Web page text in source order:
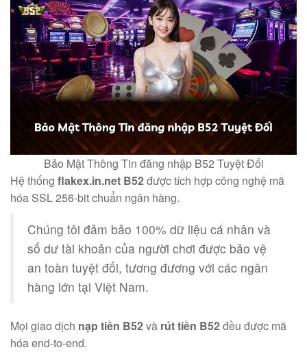
Bảo Mật Thông Tin đăng nhập B52 Tuyệt Đối
Hệ thống flakex.in.net B52được tích hợp công nghệ mã
hóa SSL 256-bit chuẩn ngân hàng.
Chúng tôi đảm bảo 100% dữ liệu cá nhân và
số dư tài khoản của người chơi được bảo vệ
an toàn tuyệt đối, tương đương với các ngân
hàng lớn tại Việt Nam.
Mọi giao dịch nạp tiền B52và rút tiền B52đều được mã
hóa end-to-end.